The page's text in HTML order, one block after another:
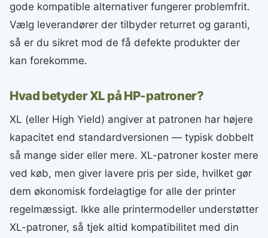
gode kompatible alternativer fungerer problemfrit.
Vælg leverandører der tilbyder returret og garanti,
så er du sikret mod de få defekte produkter der
kan forekomme.
Hvad betyder XL på HP-patroner?
XL (eller High Yield) angiver at patronen har højere
kapacitet end standardversionen — typisk dobbelt
så mange sider eller mere. XL-patroner koster mere
ved køb, men giver lavere pris per side, hvilket gør
dem økonomisk fordelagtige for alle der printer
regelmæssigt. Ikke alle printermodeller understøtter
XL-patroner, så tjek altid kompatibilitet med din